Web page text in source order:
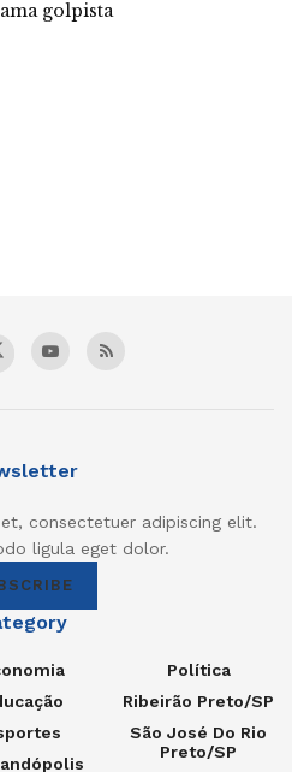
golpista
consectetuer adipiscing elit.
ligula eget dolor.
Política
Ribeirão Preto/SP
São José Do Rio
Preto/SP